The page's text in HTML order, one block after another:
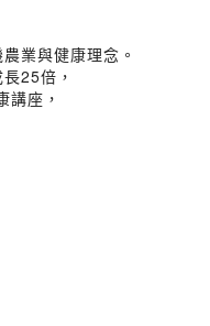
業與健康理念。
25倍，
講座，